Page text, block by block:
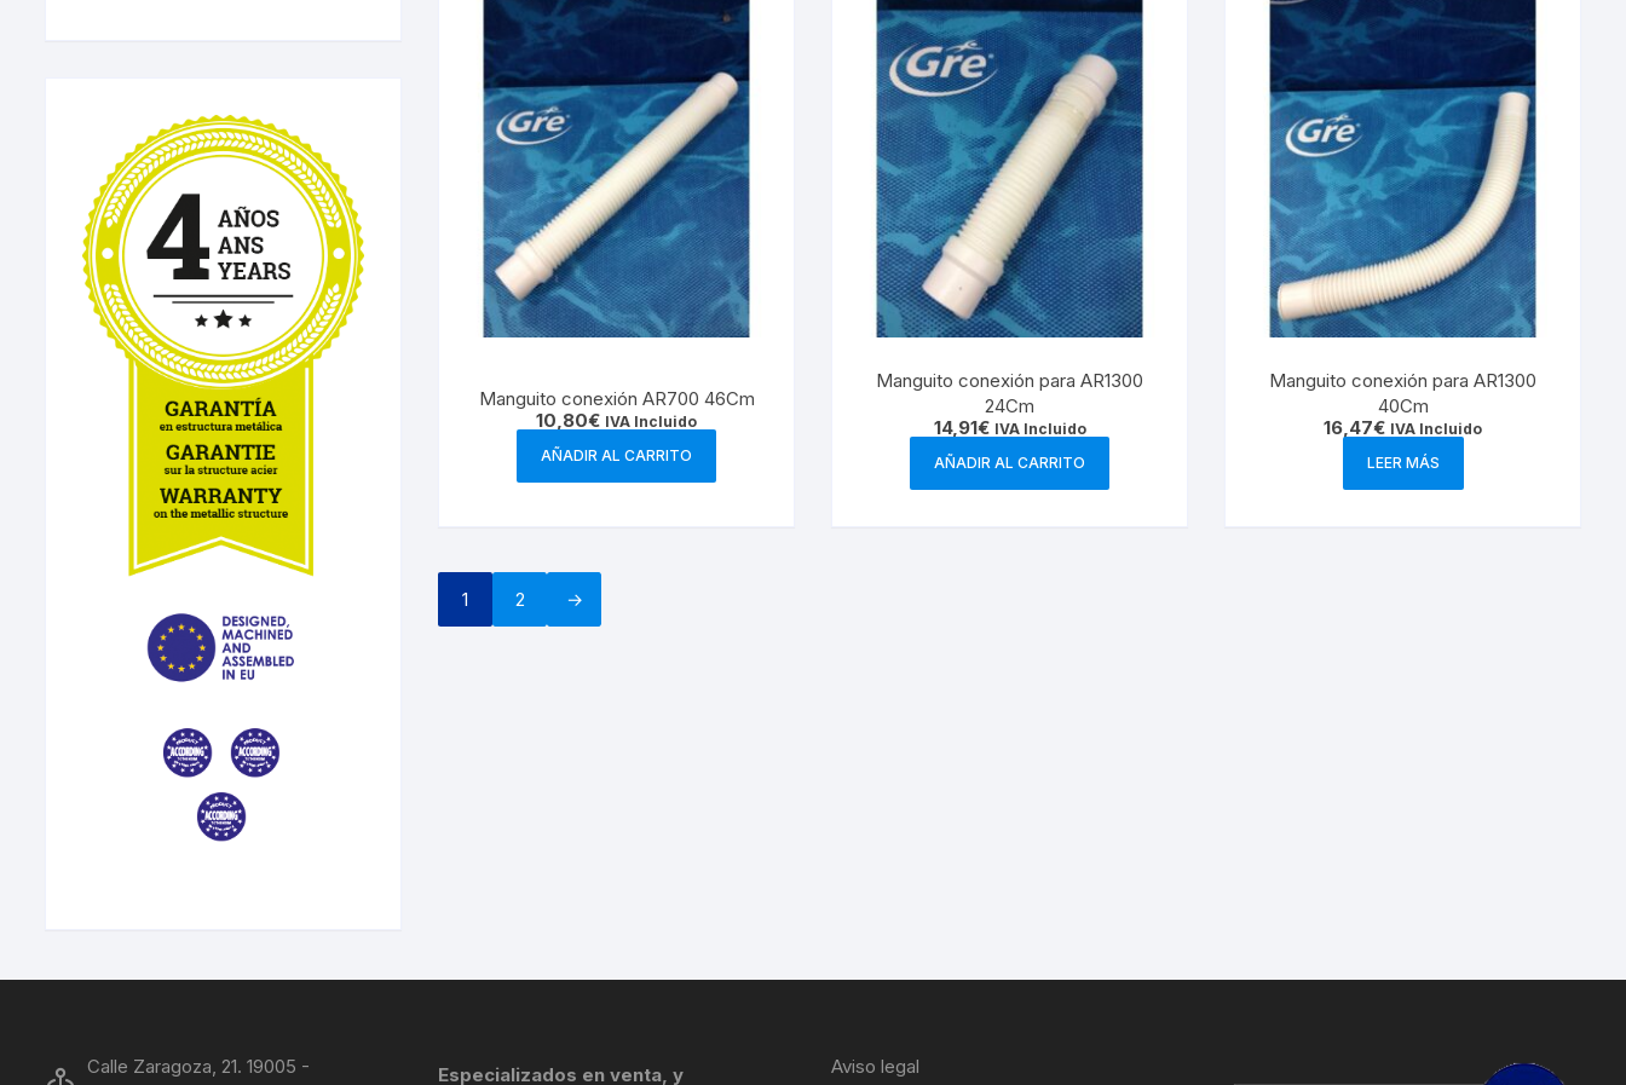
Manguito conexión AR700 46Cm
10,80€ IVA Incluido
AÑADIR AL CARRITO
Manguito conexión para AR1300
24Cm
14,91€ IVA Incluido
AÑADIR AL CARRITO
Manguito conexión para AR1300
40Cm
16,47€ IVA Incluido
LEER MÁS
1 2 →
Calle Zaragoza, 21. 19005 -
Especializados en venta, y Aviso legal